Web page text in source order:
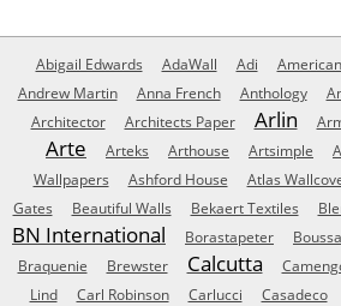
Abigail Edwards AdaWall Adi
Andrew Martin
Anna French Anthology
Architector
Architects Paper Arlin
Arte Arteks Arthouse Artsimple
Wallpapers
Ashford House Atlas
Gates
Beautiful Walls Bekaert Textiles
BN International Borastapeter
Braquenie
Brewster Calcutta
Lind
Carl Robinson Carlucci Casadeco